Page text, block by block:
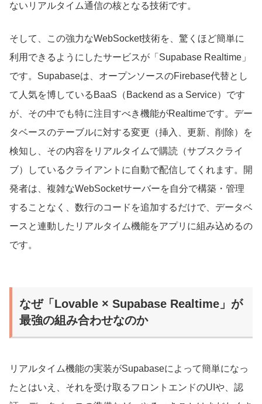
ないリアルタイム通信の核となる技術です。
そして、この強力なWebSocket技術を、驚くほど簡単に
利用できるようにしたサービスが「Supabase Realtime」
です。Supabaseは、オープンソースのFirebase代替とし
て人気を博しているBaaS（Backend as a Service）です
が、その中でも特に注目すべき機能がRealtimeです。デー
タベースのテーブルに対する変更（挿入、更新、削除）を
検知し、その内容をリアルタイムで購読（サブスクライ
ブ）しているクライアントに自動で配信してくれます。開
発者は、複雑なWebSocketサーバーを自分で構築・管理
することなく、数行のコードを追加するだけで、データベ
ースと連動したリアルタイム機能をアプリに組み込めるの
です。
なぜ「Lovable × Supabase Realtime」が
最強の組み合わせなのか
リアルタイム機能の実装がSupabaseによって簡単になっ
たとはいえ、それを受け取るフロントエンドのUIや、認